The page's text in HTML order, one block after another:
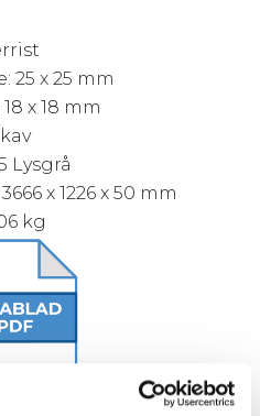
25 x 25 mm
x 18 mm
Lysgrå
x 1226 x 50 mm
kg